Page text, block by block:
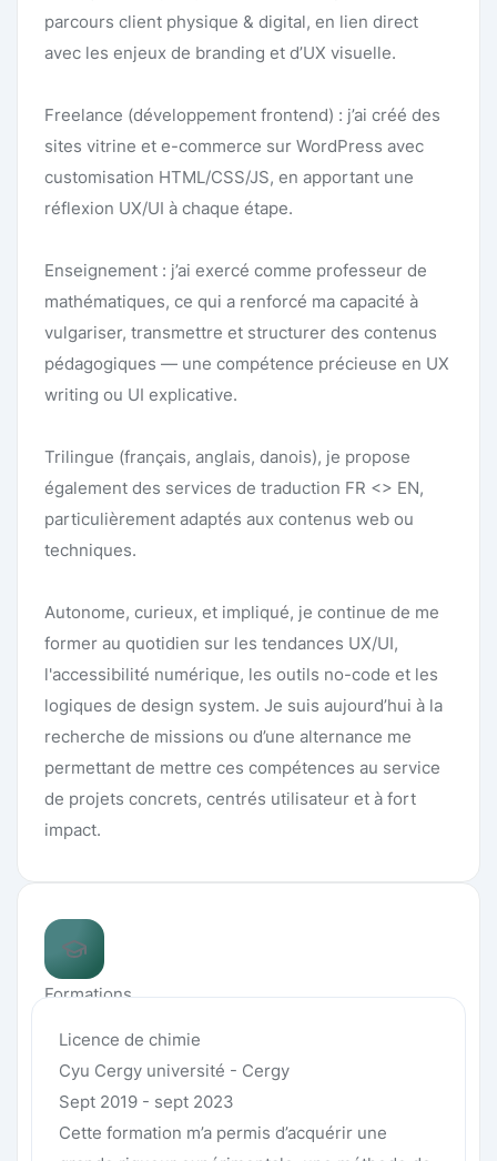
parcours client physique & digital, en lien direct
avec les enjeux de branding et d’UX visuelle.
Freelance (développement frontend) : j’ai créé des
sites vitrine et e-commerce sur WordPress avec
customisation HTML/CSS/JS, en apportant une
réflexion UX/UI à chaque étape.
Enseignement : j’ai exercé comme professeur de
mathématiques, ce qui a renforcé ma capacité à
vulgariser, transmettre et structurer des contenus
pédagogiques — une compétence précieuse en UX
writing ou UI explicative.
Trilingue (français, anglais, danois), je propose
également des services de traduction FR <> EN,
particulièrement adaptés aux contenus web ou
techniques.
Autonome, curieux, et impliqué, je continue de me
former au quotidien sur les tendances UX/UI,
l'accessibilité numérique, les outils no-code et les
logiques de design system. Je suis aujourd’hui à la
recherche de missions ou d’une alternance me
permettant de mettre ces compétences au service
de projets concrets, centrés utilisateur et à fort
impact.
Formations
Licence de chimie
Cyu Cergy université - Cergy
Sept 2019 - sept 2023
Cette formation m’a permis d’acquérir une